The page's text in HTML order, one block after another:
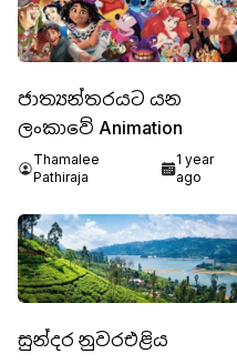
ජාත්‍යන්තරයට යන
ලංකාවේ Animation
Thamalee
Pathiraja
1 year
ago
සුන්දර නුවරඑළිය